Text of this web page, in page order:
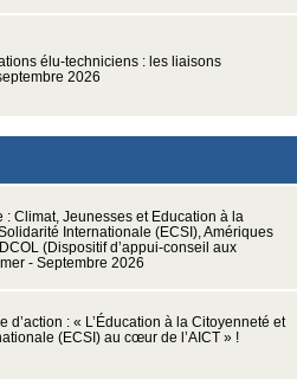
élu-techniciens : les liaisons
2026
: Climat, Jeunesses et Education à la
Internationale (ECSI), Amériques
(Dispositif d’appui-conseil aux
- Septembre 2026
d’action : « L’Éducation à la Citoyenneté et
(ECSI) au cœur de l’AICT » !